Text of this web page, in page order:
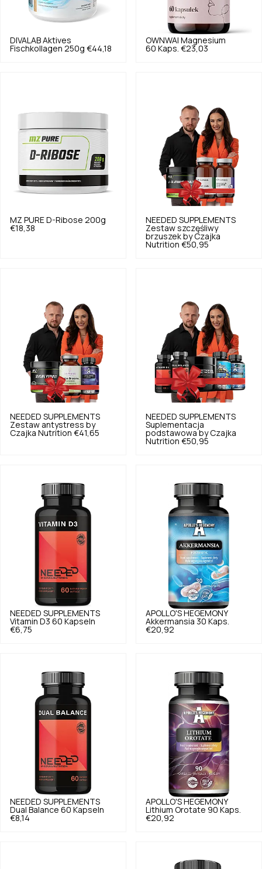
DIVALAB Aktives
Fischkollagen 250g €44,18
OWNWAI Magnesium
60 Kaps. €23,03
MZ PURE D-Ribose 200g
€18,38
NEEDED SUPPLEMENTS
Zestaw szczęśliwy
brzuszek by Czajka
Nutrition €50,95
NEEDED SUPPLEMENTS
Zestaw antystress by
Czajka Nutrition €41,65
NEEDED SUPPLEMENTS
Suplementacja
podstawowa by Czajka
Nutrition €50,95
NEEDED SUPPLEMENTS
Vitamin D3 60 Kapseln
€6,75
APOLLO'S HEGEMONY
Akkermansia 30 Kaps.
€20,92
NEEDED SUPPLEMENTS
Dual Balance 60 Kapseln
€8,14
APOLLO'S HEGEMONY
Lithium Orotate 90 Kaps.
€20,92